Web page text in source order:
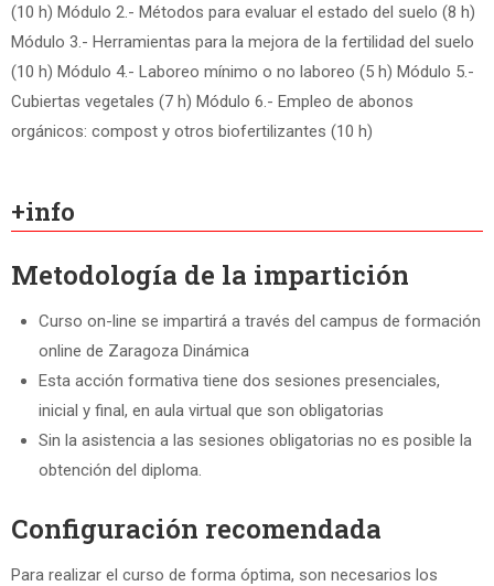
(10 h) Módulo 2.- Métodos para evaluar el estado del suelo (8 h)
Módulo 3.- Herramientas para la mejora de la fertilidad del suelo
(10 h) Módulo 4.- Laboreo mínimo o no laboreo (5 h) Módulo 5.-
Cubiertas vegetales (7 h) Módulo 6.- Empleo de abonos
orgánicos: compost y otros biofertilizantes (10 h)
+info
Metodología de la impartición
Curso on-line se impartirá a través del campus de formación
online de Zaragoza Dinámica
Esta acción formativa tiene dos sesiones presenciales,
inicial y final, en aula virtual que son obligatorias
Sin la asistencia a las sesiones obligatorias no es posible la
obtención del diploma.
Configuración recomendada
Para realizar el curso de forma óptima, son necesarios los